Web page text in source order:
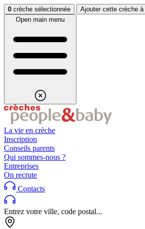
Aller au contenuAller au footer
0 crèche sélectionnée
Ajouter cette crèche
Open main menu
La vie en crèche
Inscription
Conseils parents
Qui sommes-nous ?
Entreprises
On recrute
Contacts
Entrez votre ville, code postal...